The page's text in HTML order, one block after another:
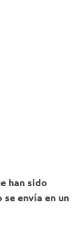
han sido
envía en un